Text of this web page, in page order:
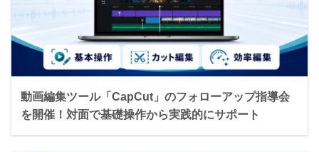
動画編集ツール「CapCut」のフォローアップ指導会
を開催！対面で基礎操作から実践的にサポート